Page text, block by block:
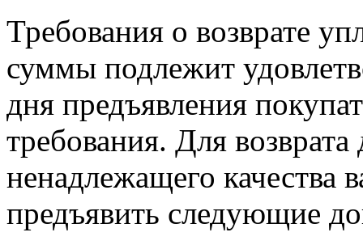
Требования о возврате
суммы подлежит
дня предъявления
требования. Для
ненадлежащего качества
предъявить следующие